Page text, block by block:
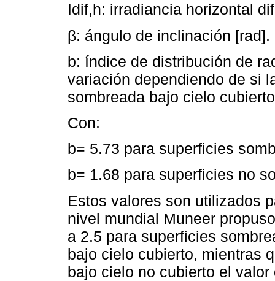
Idif,h: irradiancia horizontal
β: ángulo de inclinación [rad].
b: índice de distribución de
variación dependiendo de si
sombreada bajo cielo
Con:
b= 5.73 para superficies
b= 1.68 para superficies no
Estos valores son utilizados
nivel mundial Muneer
a 2.5 para superficies
bajo cielo cubierto, mientras
bajo cielo no cubierto el